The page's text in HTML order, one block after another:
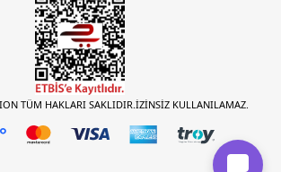
TÜM HAKLARI SAKLIDIR.İZİNSİZ KULLANILAMAZ.